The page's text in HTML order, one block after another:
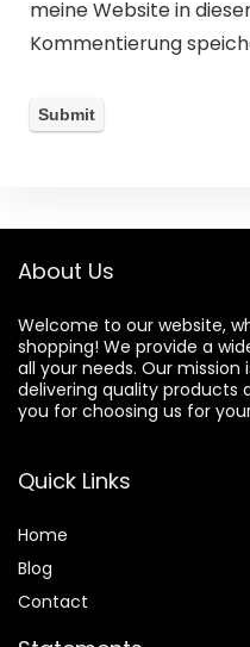
meine Website in
Kommentierung
About Us
Welcome to our website,
shopping! We provide a
all your needs. Our
delivering quality products
you for choosing us for
Quick Links
Home
Blog
Contact